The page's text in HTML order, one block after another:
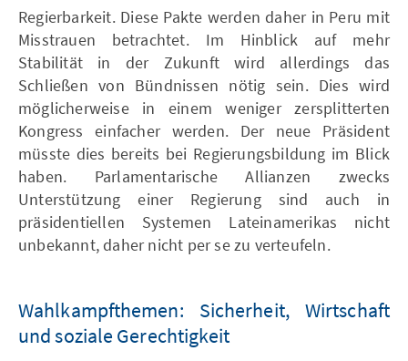
Regierbarkeit. Diese Pakte werden daher in Peru mit
Misstrauen betrachtet. Im Hinblick auf mehr
Stabilität in der Zukunft wird allerdings das
Schließen von Bündnissen nötig sein. Dies wird
möglicherweise in einem weniger zersplitterten
Kongress einfacher werden. Der neue Präsident
müsste dies bereits bei Regierungsbildung im Blick
haben. Parlamentarische Allianzen zwecks
Unterstützung einer Regierung sind auch in
präsidentiellen Systemen Lateinamerikas nicht
unbekannt, daher nicht per se zu verteufeln.
Wahlkampfthemen: Sicherheit, Wirtschaft
und soziale Gerechtigkeit